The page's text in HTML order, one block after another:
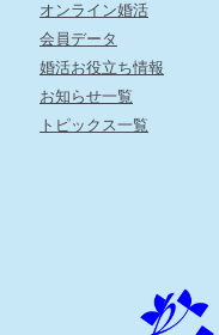
オンライン婚活
会員データ
婚活お役立ち情報
お知らせ一覧
トピックス一覧